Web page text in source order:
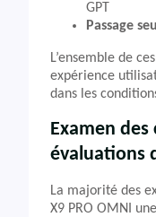
GPT
Passage
L’ensemble de
expérience
dans les
Examen
évaluations
La majorité des
X9 PRO OMNI